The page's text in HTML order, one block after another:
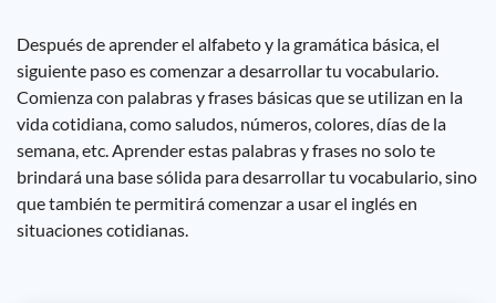
Después de aprender el alfabeto y la gramática básica, el
siguiente paso es comenzar a desarrollar tu vocabulario.
Comienza con palabras y frases básicas que se utilizan en la
vida cotidiana, como saludos, números, colores, días de la
semana, etc. Aprender estas palabras y frases no solo te
brindará una base sólida para desarrollar tu vocabulario, sino
que también te permitirá comenzar a usar el inglés en
situaciones cotidianas.